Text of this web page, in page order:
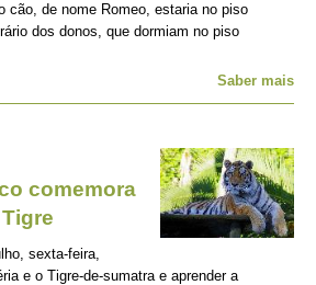
cão, de nome Romeo, estaria no piso
dos donos, que dormiam no piso
Saber mais
comemora
sexta-feira,
e o Tigre-de-sumatra e aprender a